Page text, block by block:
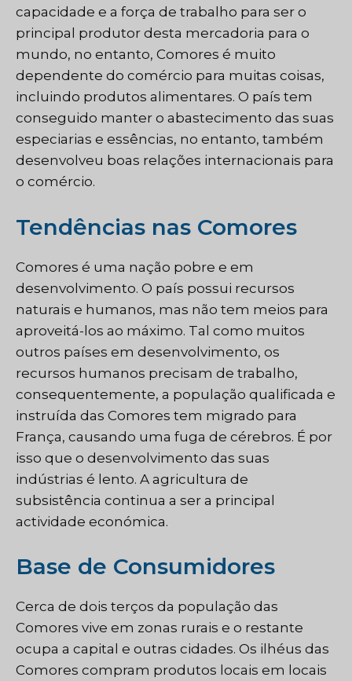
capacidade e a força de trabalho para ser o
principal produtor desta mercadoria para o
mundo, no entanto, Comores é muito
dependente do comércio para muitas coisas,
incluindo produtos alimentares. O país tem
conseguido manter o abastecimento das suas
especiarias e essências, no entanto, também
desenvolveu boas relações internacionais para
o comércio.
Tendências nas Comores
Comores é uma nação pobre e em
desenvolvimento. O país possui recursos
naturais e humanos, mas não tem meios para
aproveitá-los ao máximo. Tal como muitos
outros países em desenvolvimento, os
recursos humanos precisam de trabalho,
consequentemente, a população qualificada e
instruída das Comores tem migrado para
França, causando uma fuga de cérebros. É por
isso que o desenvolvimento das suas
indústrias é lento. A agricultura de
subsistência continua a ser a principal
actividade económica.
Base de Consumidores
Cerca de dois terços da população das
Comores vive em zonas rurais e o restante
ocupa a capital e outras cidades. Os ilhéus das
Comores compram produtos locais em locais